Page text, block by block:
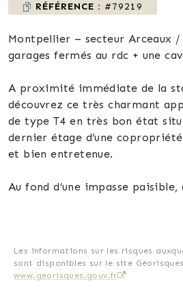
RÉFÉRENCE : #79219
Montpellier – secteur Arceaux /
garages fermés au rdc + une
A proximité immédiate de la
découvrez ce très charmant
de type T4 en très bon état
dernier étage d’une
et bien entretenue.
Au fond d’une impasse paisible,
tout au long de la journée.
Les informations sur les risques
sont disponibles sur le site
www.georisques.gouv.fr